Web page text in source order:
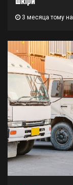
3 месяца тому